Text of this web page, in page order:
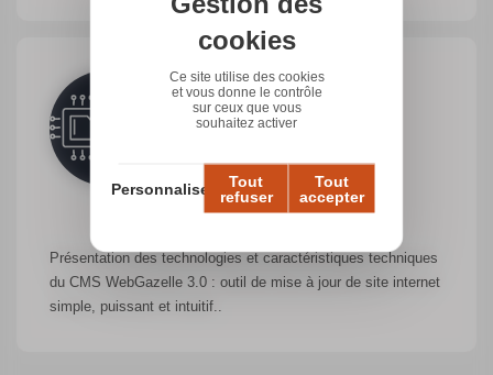
Présentation des technologies et caractéristiques techniques
du CMS WebGazelle 3.0 : outil de mise à jour de site internet
simple, puissant et intuitif..
cookies
Ce site utilise des cookies
et vous donne le contrôle
sur ceux que vous
souhaitez activer
Tout
accepter
Tout
refuser
Personnaliser